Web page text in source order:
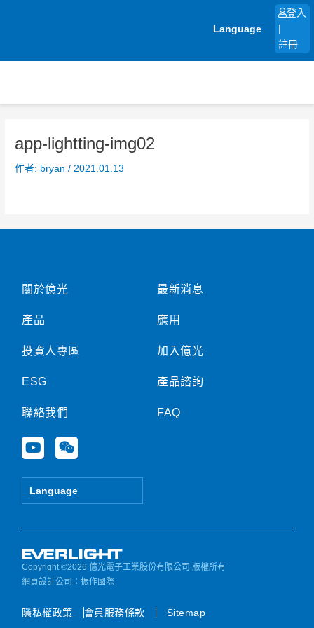
Language
登入
註冊
app-lightting-img02
作者: bryan/ 2021.01.13
關於億光
產品
投資人專區
ESG
聯絡我們
Y
o
u
e
W
e
i
Language
最新消息
應用
加入億光
產品諮詢
FAQ
Copyright ©2026 億光電子工業股份有限公司 版權所有
網頁設計公司 ：振作國際
隱私權政策 會員服務條款 Sitemap